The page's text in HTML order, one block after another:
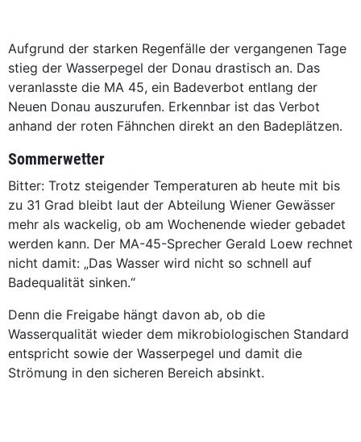
Aufgrund der starken Regenfälle der vergangenen Tage
stieg der Wasser­pegel der Donau drastisch an. Das
veranlasste die MA 45, ein Badeverbot entlang der
Neuen Donau auszurufen. Erkennbar ist das Verbot
anhand der roten Fähnchen ­direkt an den Badeplätzen.
Sommerwetter
Bitter: Trotz steigender Temperaturen ab heute mit bis
zu 31 Grad bleibt laut der Abteilung Wiener Gewässer
mehr als ­wackelig, ob am Wochen­ende wieder gebadet
werden kann. Der MA-45-Sprecher Gerald Loew rechnet
nicht damit: „Das Wasser wird nicht so schnell auf
Badequalität sinken.“
Denn die Freigabe hängt davon ab, ob die
Wasserqualität wieder dem mikrobiologischen Standard
entspricht sowie der Wasserpegel und damit die
Strömung in den sicheren Bereich absinkt.